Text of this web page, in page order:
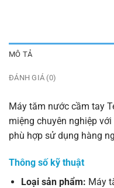
MÔ TẢ
ĐÁNH GIÁ (0)
Máy tăm nước cầm tay
miệng chuyên nghiệp
phù hợp sử dụng hàng
Thông số kỹ thuật
Loại sản phẩm: Máy